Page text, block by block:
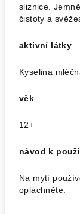
sliznice.
čistoty a
aktivní látky
Kyselina
věk
12+
návod k
Na mytí
opláchněte.